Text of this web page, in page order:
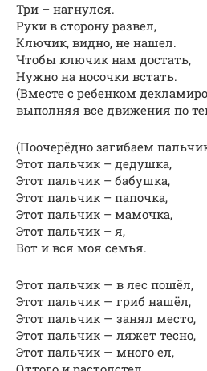
Три – нагнулся.
Руки в сторону развел,
Ключик, видно, не нашел.
Чтобы ключик нам достать,
Нужно на носочки встать.
(Вместе с ребенком
выполняя все движения по
(Поочерёдно загибаем
Этот пальчик – дедушка,
Этот пальчик – бабушка,
Этот пальчик – папочка,
Этот пальчик – мамочка,
Этот пальчик – я,
Вот и вся моя семья.
Этот пальчик — в лес пошёл,
Этот пальчик — гриб нашёл,
Этот пальчик — занял место,
Этот пальчик — ляжет тесно,
Этот пальчик — много ел,